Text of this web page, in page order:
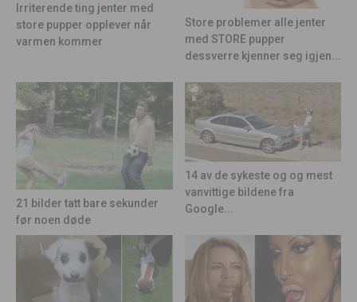
Irriterende ting jenter med
store pupper opplever når
varmen kommer
Store problemer alle jenter
med STORE pupper
dessverre kjenner seg igjen...
21 bilder tatt bare sekunder
før noen døde
14 av de sykeste og og mest
vanvittige bildene fra
Google...